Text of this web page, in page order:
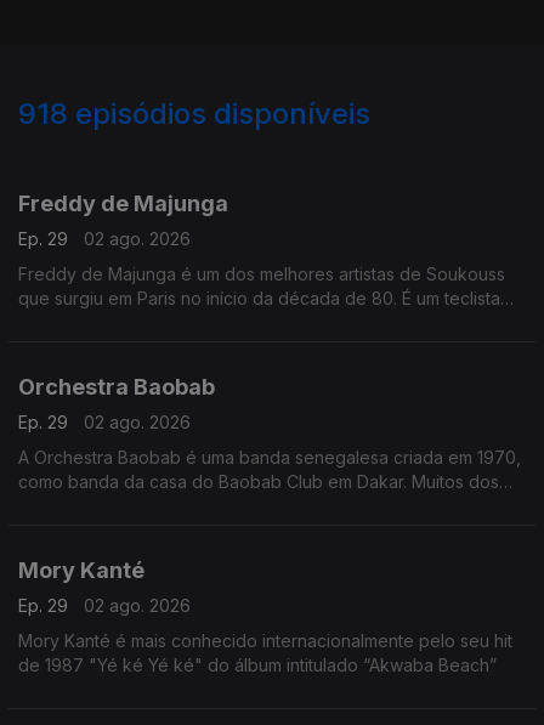
918 episódios disponíveis
Freddy de Majunga
Ep. 29
02 ago. 2026
Freddy de Majunga é um dos melhores artistas de Soukouss
que surgiu em Paris no início da década de 80. É um teclista
Orchestra Baobab
Ep. 29
02 ago. 2026
A Orchestra Baobab é uma banda senegalesa criada em 1970,
como banda da casa do Baobab Club em Dakar. Muitos dos
Mory Kanté
Ep. 29
02 ago. 2026
Mory Kanté é mais conhecido internacionalmente pelo seu hit
de 1987 "Yé ké Yé ké" do álbum intitulado “Akwaba Beach”